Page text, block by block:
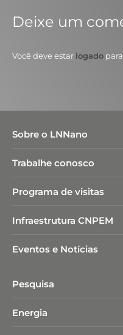
Deixe um
Você deve estar logado
Sobre o LNNano
Trabalhe conosco
Programa de visitas
Infraestrutura CNPEM
Eventos e Notícias
Pesquisa
Energia